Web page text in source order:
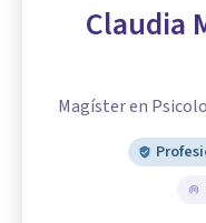
Claudia
Magíster en